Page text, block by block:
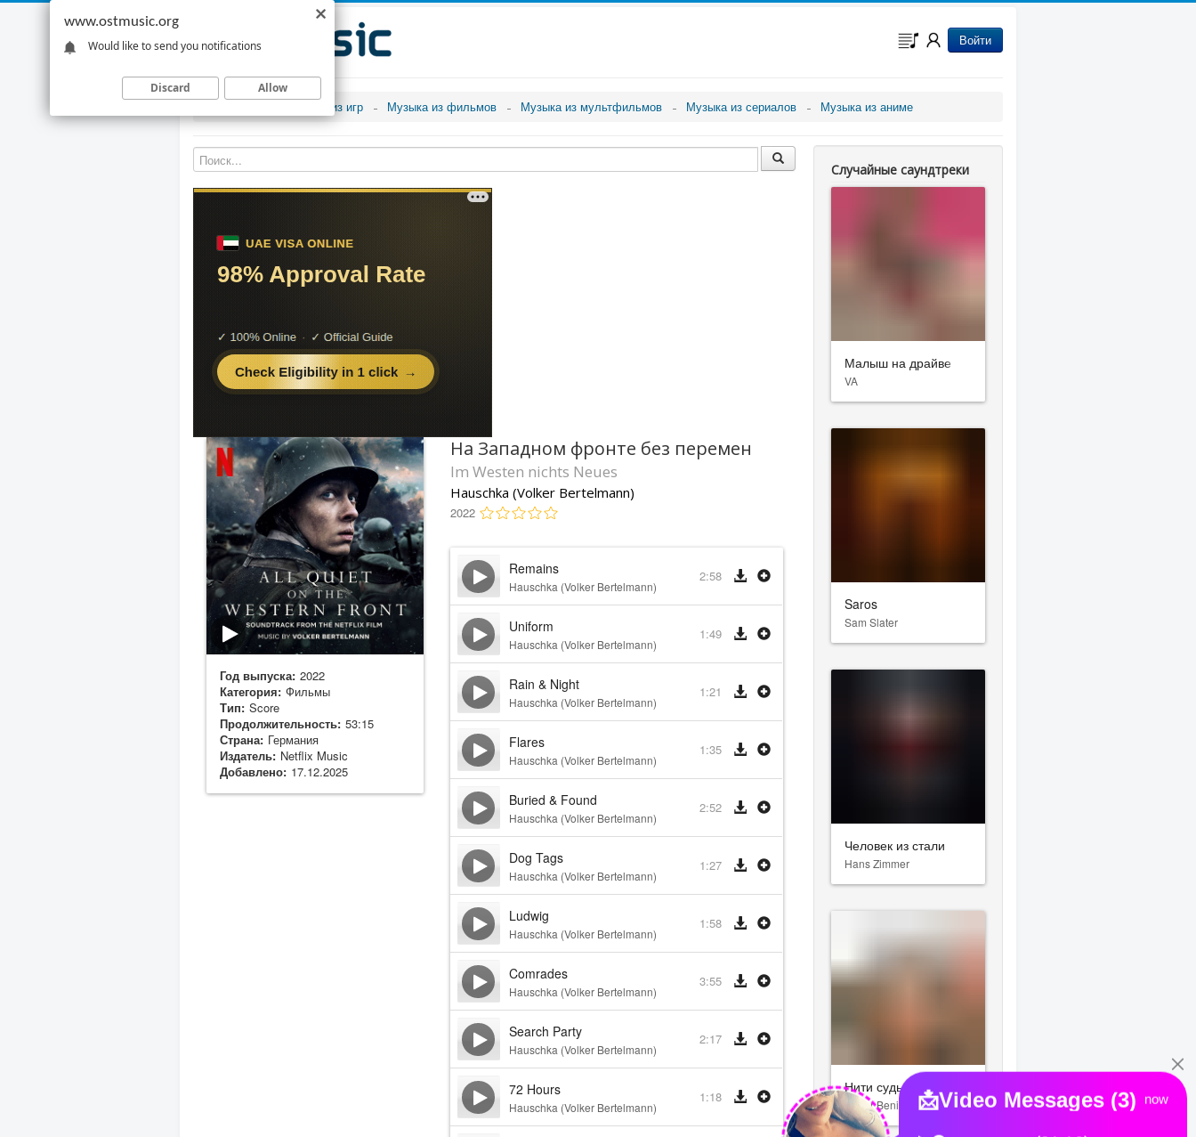
Войти
Музыка из игр Музыка из фильмов Музыка из мультфильмов Музыка из сериалов Музыка из аниме
Год выпуска: 2022
Категория: Фильмы
Тип: Score
Продолжительность: 53:15
Страна: Германия
Издатель: Netflix Music
Добавлено: 17.12.2025
На Западном фронте без перемен
Im Westen nichts Neues
Hauschka (Volker Bertelmann)
2022
Remains
Hauschka (Volker Bertelmann)
2:58
Uniform
Hauschka (Volker Bertelmann)
1:49
Rain & Night
Hauschka (Volker Bertelmann)
1:21
Flares
Hauschka (Volker Bertelmann)
1:35
Buried & Found
Hauschka (Volker Bertelmann)
2:52
Dog Tags
Hauschka (Volker Bertelmann)
1:27
Ludwig
Hauschka (Volker Bertelmann)
1:58
Comrades
Hauschka (Volker Bertelmann)
3:55
Search Party
Hauschka (Volker Bertelmann)
2:17
72 Hours
Hauschka (Volker Bertelmann)
1:18
Случайные саундтреки
Малыш на драйве
VA
Saros
Sam Slater
Человек из стали
Hans Zimmer
Нити судьбы
Cesar Benito
www.ostmusic.org
Would like to send you notifications
Discard Allow